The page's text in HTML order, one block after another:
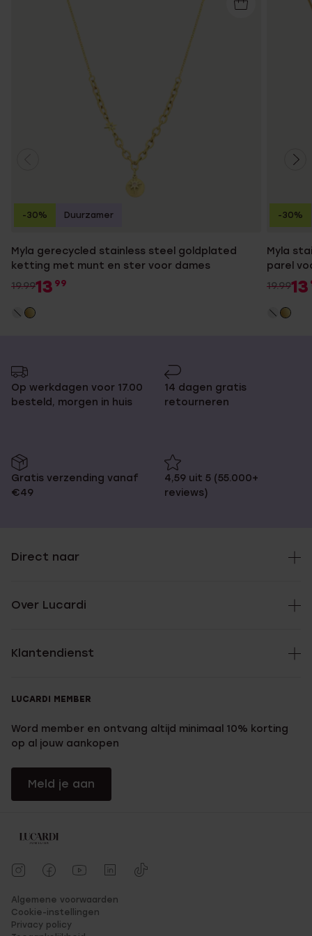
Myla gerecycled stainless steel goldplated
ketting met munt en ster voor dames
19.9913 99
-30% Duurzamer
Myla
parel
19.9913
-30%
Op werkdagen voor 17.00
besteld, morgen in huis
14 dagen gratis
retourneren
Gratis verzending vanaf
€49
4,59 uit 5 (55.000+
reviews)
Direct naar
Over Lucardi
Klantendienst
LUCARDI MEMBER
Word member en ontvang altijd minimaal 10% korting
op al jouw aankopen
Meld je aan
Algemene voorwaarden
Cookie-instellingen
Privacy policy